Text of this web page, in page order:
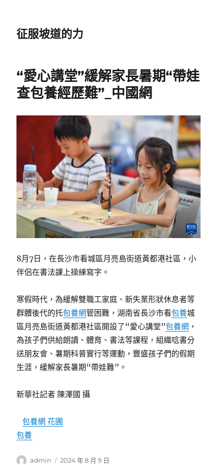
征服坡道的力
“愛心講堂”緩解家長暑期“帶娃
查包養經歷難”_中國網
8月7日，在長沙市看城區月亮島街道黃都港社區，小
伴侶在書法課上操練寫字。
寒假時代，為緩解雙職工家庭、新失業形狀休息者等
群體後代的托包養網管困難，湖南省長沙市看包養城
區月亮島街道黃都港社區開設了“愛心講堂”包養網 ，
為孩子們供給朗讀、體育、書法等課程，組織唸書分
送朋友會、暑期科普實行等運動，豐盛孩子們的假期
生涯，緩解家長暑期“帶娃難”。
新華社記者 陳澤國 攝
包養網 花圃
包養
作
admin
發
2024 年 8 月 9 日